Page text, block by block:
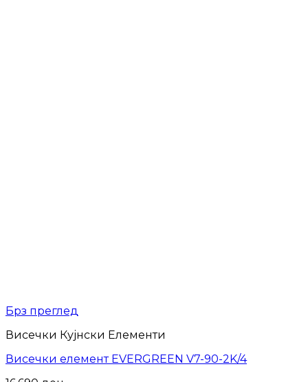
Брз преглед
Висечки Кујнски Елементи
Висечки елемент EVERGREEN V7-90-2K/4